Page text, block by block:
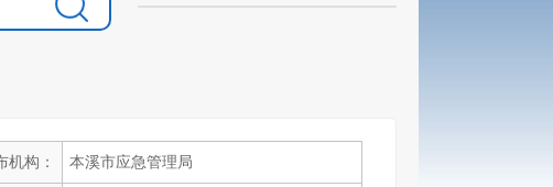
机构： 本溪市应急管理局